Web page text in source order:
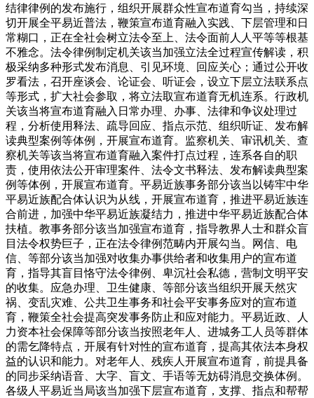
结律律例的发布施行，组织开展群众性宣布道育勾当，持续深
切开展全平易近普法，鞭策宣布道育融入实践、下层管理和日
常糊口，正在全社会树立法令至上、法令面前人人平等等根基
不雅念。法令律例制定机关该当加强立法全过程宣传解读，积
极采纳多种形式发布消息、引见环境、回应关心；通过公开收
罗看法，召开座谈会、论证会、听证会，设立下层立法联系点
等形式，扩大社会参取，将立法取宣布道育无机连系。行政机
关该当将宣布道育融入日常办理、办事、法律和争议处理过
程，分析使用释法、疏导回应、指点示范、组织听证、发布解
读典型案例等体例，开展宣布道育。监察机关、审讯机关、查
察机关等该当将宣布道育融入案件打点过程，连系各自的职
责，使用依法公开审理案件、法令文书释法、发布解读典型案
例等体例，开展宣布道育。平易近族事务部分该当以铸牢中华
平易近族配合体认识为从线，开展宣布道育，推进平易近族连
合前进，加强中华平易近族凝结力，推进中华平易近族配合体
扶植。教事务部分该当加强宣布道育，指导教界人士和群众盲
目法令权势巨子，正在法令律例范畴内开展勾当。网信、电
信、等部分该当加强对收集办事供给者和收集用户的宣布道
育，指导其盲目恪守法令律例、卑沉社会私德，营制文明平安
的收集。应急办理、卫生健康、等部分该当组织开展天然灾
祸、变乱灾难、公共卫生事务和社会平安事务应对的宣布道
育，鞭策全社会提高突发事务防止和应对能力。平易近政、人
力资本社会保障等部分该当按照老年人、进城务工人员等群体
的需乞降特点，开展有针对性的宣布道育，提高其依法本身权
益的认识和能力。对老年人、残疾人开展宣布道育，前提具备
的同步采纳语音、大字、盲文、手语等无妨碍消息交换体例。
各级人平易近当局该当加强下层宣布道育，支撑、指点和帮帮